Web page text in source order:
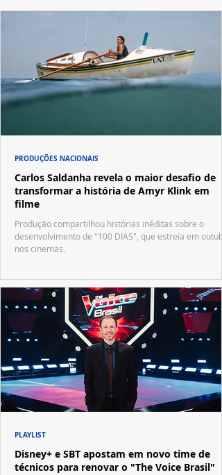
Carlos Saldanha revela o maior desafio de
transformar a história de Amyr Klink em
filme
Produção compartilhou histórias inéditas sobre o
desenvolvimento de "100 DIAS", que estreia em
nos cinemas.
PRODUÇÕES NACIONAIS
Disney+ e SBT apostam em novo time de
técnicos para renovar o "The Voice Brasil"
PLAYLIST